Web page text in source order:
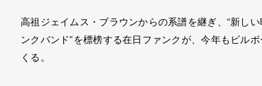
高祖ジェイムス・ブラウンからの系譜を継ぎ、“新し
ンクバンド”を標榜する在日ファンクが、今年もビル
くる。